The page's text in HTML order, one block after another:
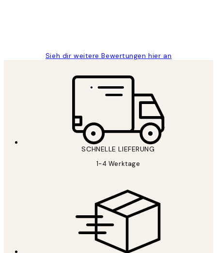
Sieh dir weitere Bewertungen hier an
SCHNELLE LIEFERUNG
1-4 Werktage